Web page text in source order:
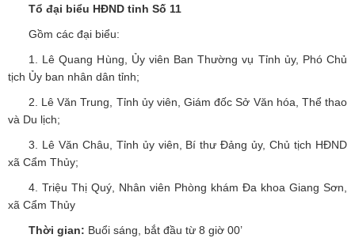
Tổ đại biểu HĐND tỉnh Số 11
Gồm các đại biểu:
1. Lê Quang Hùng, Ủy viên Ban Thường vụ Tỉnh ủy, Phó Chủ
tịch Ủy ban nhân dân tỉnh;
2. Lê Văn Trung, Tỉnh ủy viên, Giám đốc Sở Văn hóa, Thể thao
và Du lịch;
3. Lê Văn Châu, Tỉnh ủy viên, Bí thư Đảng ủy, Chủ tịch HĐND
xã Cẩm Thủy;
4. Triệu Thị Quý, Nhân viên Phòng khám Đa khoa Giang Sơn,
xã Cẩm Thủy
Thời gian: Buổi sáng, bắt đầu từ 8 giờ 00’